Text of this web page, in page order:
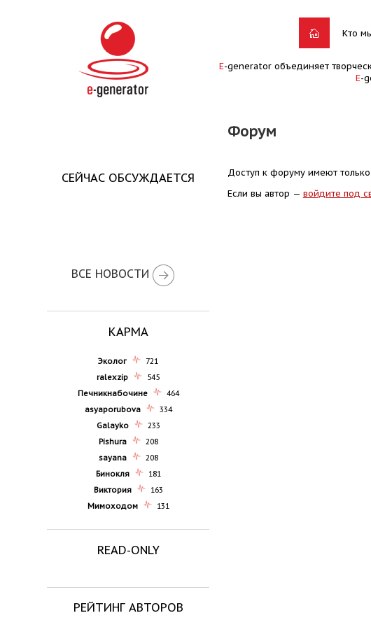
Кто
E-generator объединяет
E-
Форум
СЕЙЧАС ОБСУЖДАЕТСЯ
ВСЕ НОВОСТИ
КАРМА
Эколог
721
ralexzip
545
Печникнабочине
464
asyaporubova
334
Galayko
233
Pishura
208
sayana
208
Бинокля
181
Виктория
163
Мимоходом
131
READ-ONLY
РЕЙТИНГ АВТОРОВ
Доступ к форуму имеют
Если вы автор — войдите под